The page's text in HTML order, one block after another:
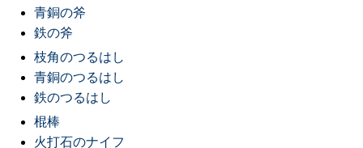
青銅の斧
鉄の斧
枝角のつるはし
青銅のつるはし
鉄のつるはし
棍棒
火打石のナイフ